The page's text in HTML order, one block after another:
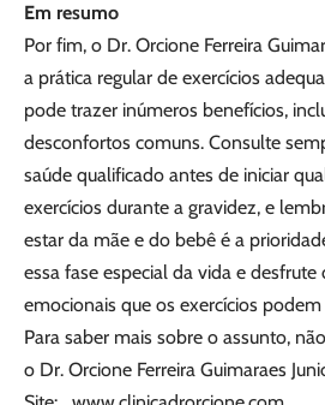
Em resumo
Por fim, o Dr. Orcione Ferreira
a prática regular de exercícios
pode trazer inúmeros benefícios,
desconfortos comuns. Consulte
saúde qualificado antes de iniciar
exercícios durante a gravidez, e
estar da mãe e do bebê é a
essa fase especial da vida e
emocionais que os exercícios
Para saber mais sobre o assunto,
o Dr. Orcione Ferreira Guimaraes